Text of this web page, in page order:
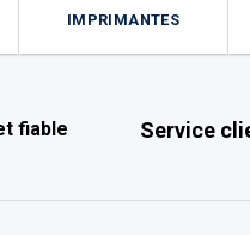
IMPRIMANTES
fiable Service